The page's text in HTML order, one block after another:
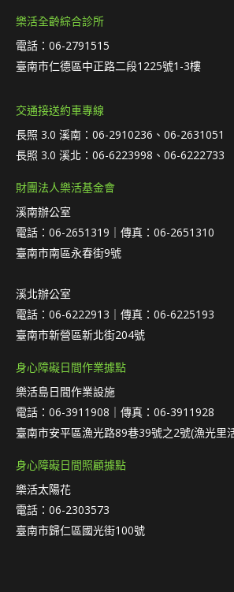
樂活全齡綜合診所
電話：06-2791515
臺南市仁德區中正路二段1225號1-3樓
交通接送約車專線
長照 3.0 溪南：06-2910236、06-2631051
長照 3.0 溪北：06-6223998、06-6222733
財團法人樂活基金會
溪南辦公室
電話：06-2651319｜傳真：06-2651310
臺南市南區永春街9號
溪北辦公室
電話：06-6222913｜傳真：06-6225193
臺南市新營區新北街204號
身心障礙日間作業據點
樂活島日間作業設施
電話：06-3911908｜傳真：06-3911928
臺南市安平區漁光路89巷39號之2號(漁光里
身心障礙日間照顧據點
樂活太陽花
電話：06-2303573
臺南市歸仁區國光街100號